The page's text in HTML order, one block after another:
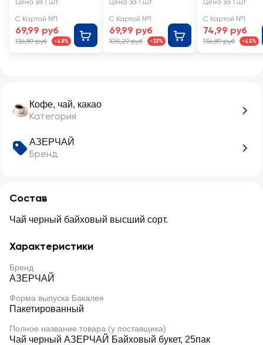
Кофе, чай, какао
Категория
АЗЕРЧАЙ
Бренд
Состав
Чай черный байховый высший сорт.
Характеристики
Бренд
АЗЕРЧАЙ
Форма выпуска Бакалея
Пакетированный
Полное название товара (у поставщика)
Чай черный АЗЕРЧАЙ Байховый букет, 25пак
Цена за 1 шт
С Картой №1
69,99 руб
136,89 руб -48%
Цена за 1 шт
С Картой №1
69,99 руб
105,29 руб -33%
Цена за 1 шт
С Картой №1
74,99 руб
136,89 руб -45%